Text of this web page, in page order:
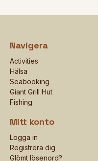
Navigera
Activities
Hälsa
Seabooking
Giant Grill Hut
Fishing
Mitt konto
Logga in
Registrera dig
Glömt lösenord?